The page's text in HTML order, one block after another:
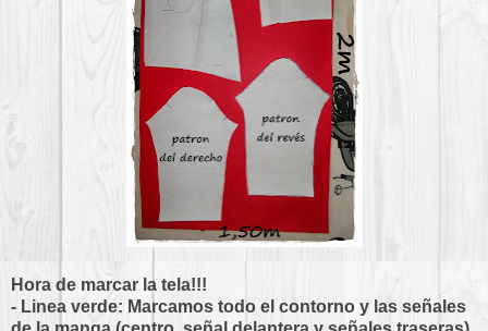
Hora de marcar la tela!!!
- Linea verde: Marcamos todo el contorno y las señales